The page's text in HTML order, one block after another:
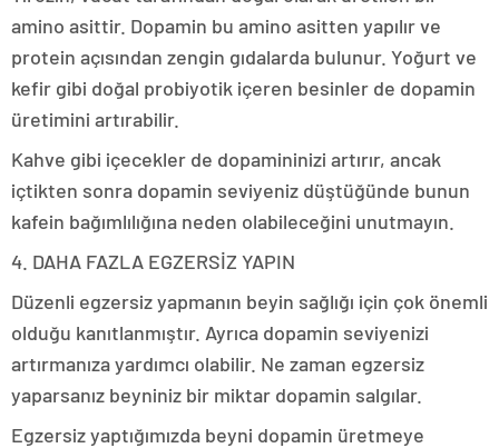
amino asittir. Dopamin bu amino asitten yapılır ve
protein açısından zengin gıdalarda bulunur. Yoğurt ve
kefir gibi doğal probiyotik içeren besinler de dopamin
üretimini artırabilir.
Kahve gibi içecekler de dopamininizi artırır, ancak
içtikten sonra dopamin seviyeniz düştüğünde bunun
kafein bağımlılığına neden olabileceğini unutmayın.
4. DAHA FAZLA EGZERSİZ YAPIN
Düzenli egzersiz yapmanın beyin sağlığı için çok önemli
olduğu kanıtlanmıştır. Ayrıca dopamin seviyenizi
artırmanıza yardımcı olabilir. Ne zaman egzersiz
yaparsanız beyniniz bir miktar dopamin salgılar.
Egzersiz yaptığımızda beyni dopamin üretmeye